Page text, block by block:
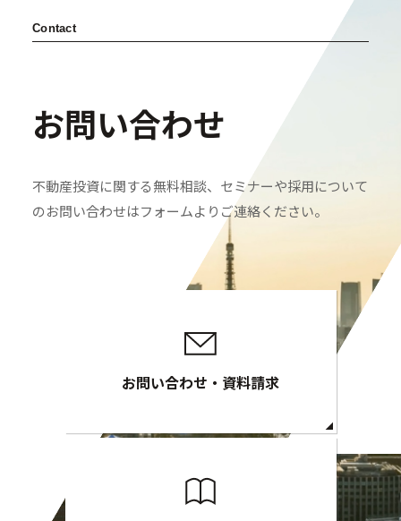
Contact
お問い合わせ
不動産投資に関する無料相談、セミナーや採用について
のお問い合わせはフォームよりご連絡ください。
お問い合わせ・資料請求